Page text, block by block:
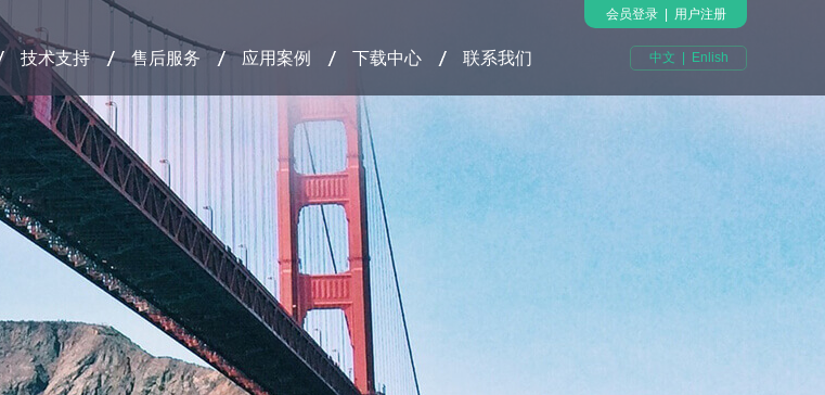
技术支持 售后服务 应用案例 下载中心 联系我们
会员登录| 用户注册
中文 Enlish